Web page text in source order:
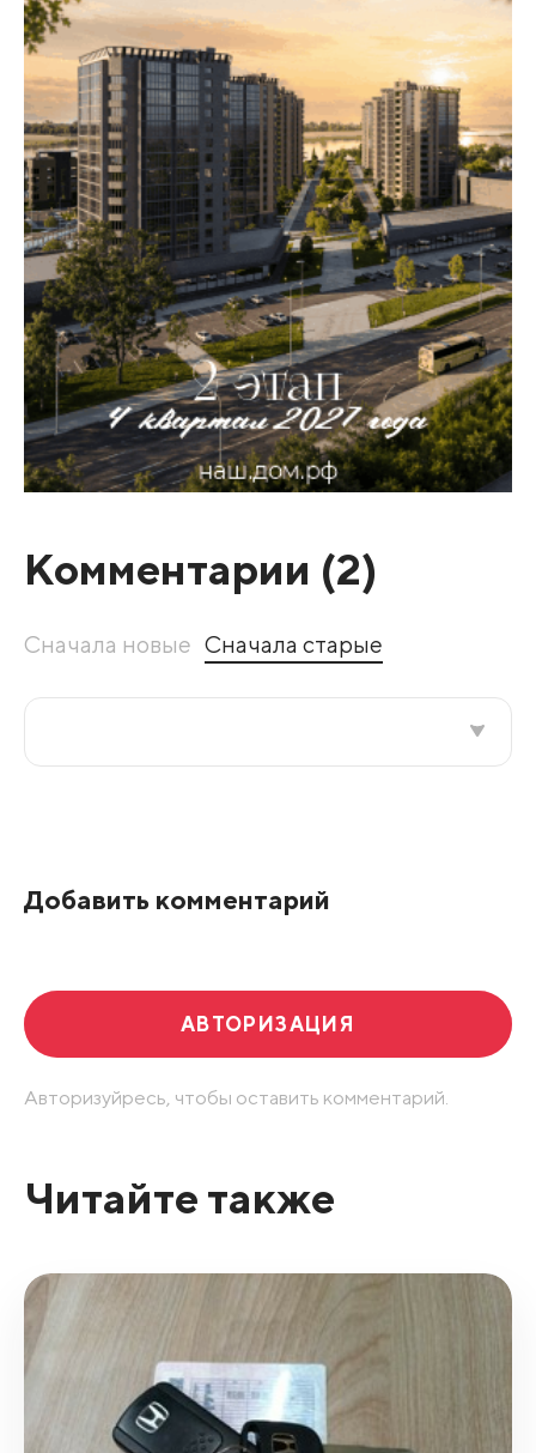
Комментарии (2)
Сначала новые Сначала старые
Добавить комментарий
АВТОРИЗАЦИЯ
Авторизуйресь, чтобы оставить комментарий.
Читайте также